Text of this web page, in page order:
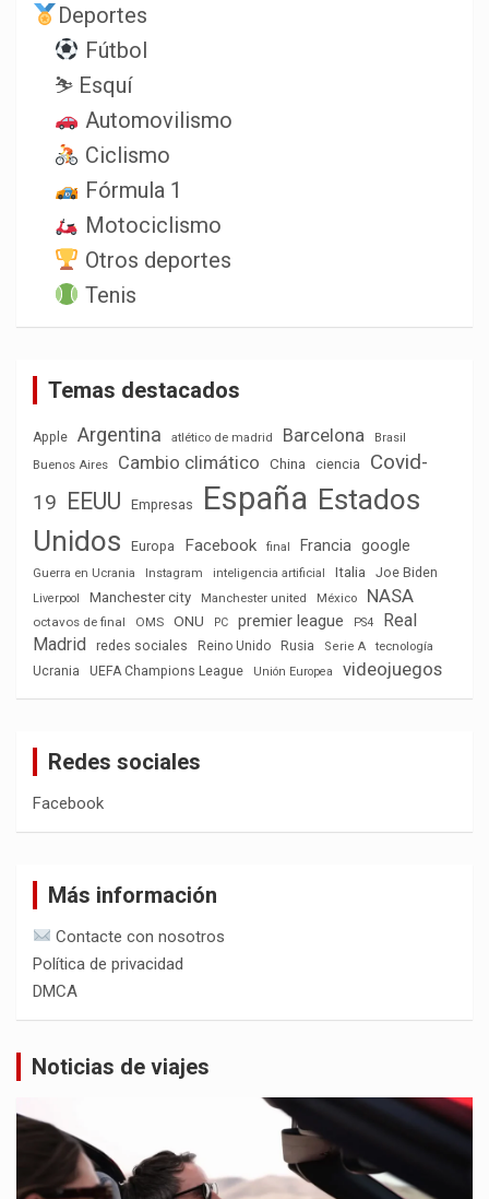
Deportes
Fútbol
⛷️ Esquí
Automovilismo
Ciclismo
Fórmula 1
Motociclismo
Otros deportes
Tenis
Temas destacados
Apple Argentina atlético de madrid Barcelona
Brasil
Buenos Aires
Cambio climático China ciencia
Covid-
19 EEUU Empresas España Estados
Unidos
Europa Facebook final Francia google
Guerra en Ucrania Instagram inteligencia artificial Italia Joe Biden
Liverpool Manchester city Manchester united México NASA
octavos de final OMS ONU PC premier league PS4
Real
Madrid
redes sociales Reino Unido Rusia Serie A
tecnología
Ucrania
UEFA Champions League Unión Europea videojuegos
Redes sociales
Facebook
Más información
Contacte con nosotros
Política de privacidad
DMCA
Noticias de viajes